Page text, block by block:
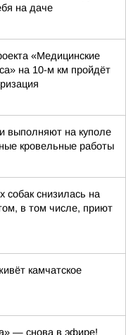
на даче
«Медицинские
на 10-м км пройдёт
выполняют на куполе
кровельные работы
собак снизилась на
в том числе, приют
камчатское
— снова в эфире!